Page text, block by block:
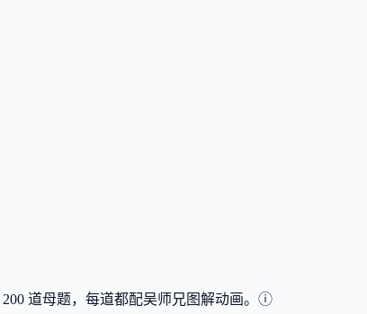
200 道母题，每道都配吴师兄图解动画。 ⓘ